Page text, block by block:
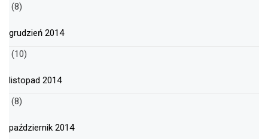
(8)
grudzień 2014
(10)
listopad 2014
(8)
październik 2014